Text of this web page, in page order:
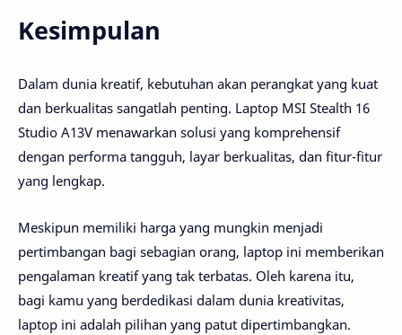
Kesimpulan
Dalam dunia kreatif, kebutuhan akan perangkat yang kuat
dan berkualitas sangatlah penting. Laptop MSI Stealth 16
Studio A13V menawarkan solusi yang komprehensif
dengan performa tangguh, layar berkualitas, dan fitur-fitur
yang lengkap.
Meskipun memiliki harga yang mungkin menjadi
pertimbangan bagi sebagian orang, laptop ini memberikan
pengalaman kreatif yang tak terbatas. Oleh karena itu,
bagi kamu yang berdedikasi dalam dunia kreativitas,
laptop ini adalah pilihan yang patut dipertimbangkan.